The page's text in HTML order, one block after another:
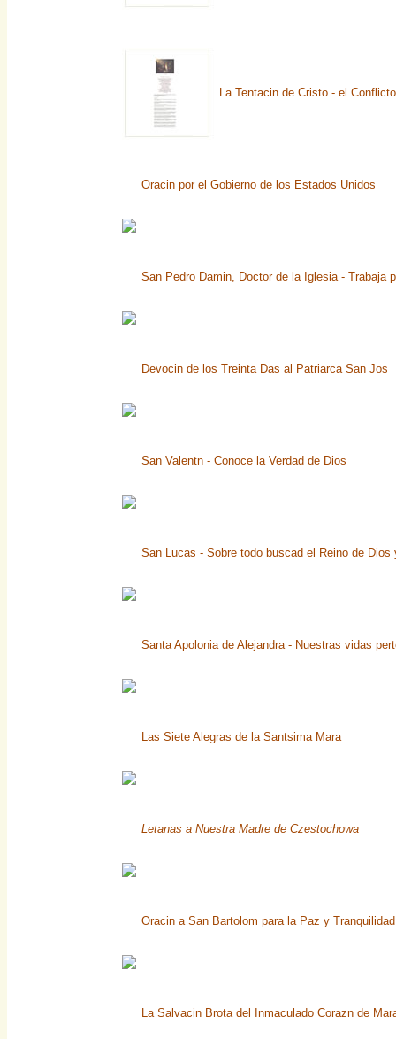
La Tentacin de Cristo - el
Oracin por el Gobierno de los Estados Unidos
San Pedro Damin, Doctor de la Iglesia - Trabaja
Devocin de los Treinta Das al Patriarca San Jos
San Valentn - Conoce la Verdad de Dios
San Lucas - Sobre todo buscad el Reino de
Santa Apolonia de Alejandra - Nuestras vidas
Las Siete Alegras de la Santsima Mara
Letanas a Nuestra Madre de Czestochowa
Oracin a San Bartolom para la Paz y
La Salvacin Brota del Inmaculado Corazn de